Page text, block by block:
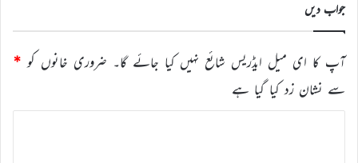
جواب دیں
آپ کا ای میل ایڈریس شائع نہیں کیا جائے گا۔ ضروری خانوں کو *
سے نشان زد کیا گیا ہے